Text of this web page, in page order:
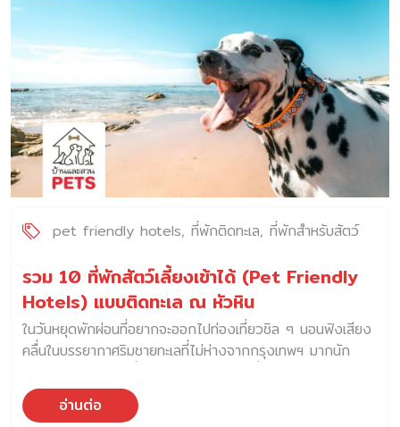
pet friendly hotels ที่พักติดทะเล ที่พักสำหรับสัตว์
รวม 10 ที่พักสัตว์เลี้ยงเข้าได้ (Pet Friendly
Hotels) แบบติดทะเล ณ หัวหิน
ในวันหยุดพักผ่อนที่อยากจะออกไปท่องเที่ยวชิล ๆ นอนฟังเสียง
คลื่นในบรรยากาศริมชายทะเลที่ไม่ห่างจากกรุงเทพฯ มากนัก
อย่างแน่นอน Pet Friendly Hotels แต่สำหรับทาสน้องหมา
แมวจะออกไปเที่ยวทั้งทีไม่ว่าจะใกล้หรือไกล ทริปยาวหรือสั้น ก็
อ่านต่อ